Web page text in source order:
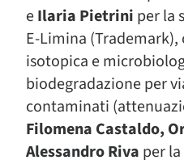
eIlaria Pietrini per la
E-Limina (Trademark),
isotopica e
biodegradazione per
contaminati
Filomena Castaldo,
Alessandro Riva per